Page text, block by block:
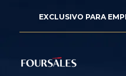
EXCLUSIVO PARA